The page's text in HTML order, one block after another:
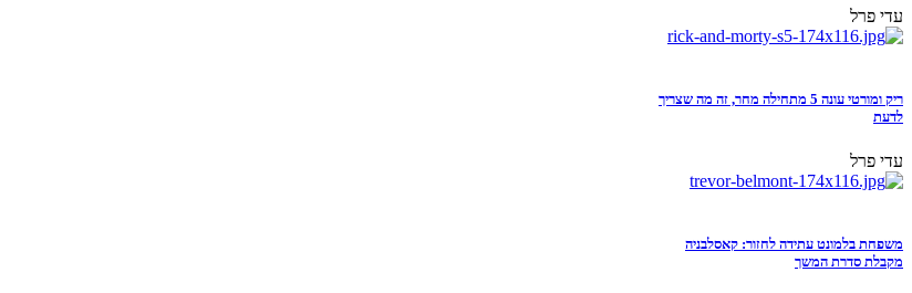
עדי פרל
ריק ומורטי עונה 5 מתחילה מחר, זה מה שצריך
לדעת
עדי פרל
משפחת בלמונט עתידה לחזור: קאסלבניה
מקבלת סדרת המשך